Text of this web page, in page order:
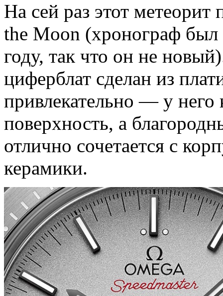
На сей раз этот метеорит
the Moon (хронограф был
году, так что он не
циферблат сделан из
привлекательно — у него
поверхность, а
отлично сочетается с
керамики.